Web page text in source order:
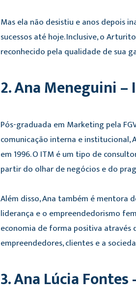
Mas ela não desistiu e anos depois
sucessos até hoje. Inclusive, o
reconhecido pela qualidade de sua
2. Ana Meneguini
Pós-graduada em Marketing pela
comunicação interna e
em 1996. O ITM é um tipo de
partir do olhar de negócios e do
Além disso, Ana também é mentora
liderança e o empreendedorismo
economia de forma positiva através
empreendedores, clientes e a
3. Ana Lúcia